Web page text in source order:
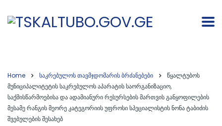
Home საკრებულოს თავმჯდომარის ბრძანებები
წყალტუბოს
მუნიციპალიტეტის საკრებულოს აპარატის საორგანიზაციო,
საქმისწარმოებისა და ადამიანური რესურსების მართვის განყოფილების
მესამე რანგის მეორე კატეგორიის უფროსი სპეციალისტის ნონა ტაბიძის
შვებულების შესახებ